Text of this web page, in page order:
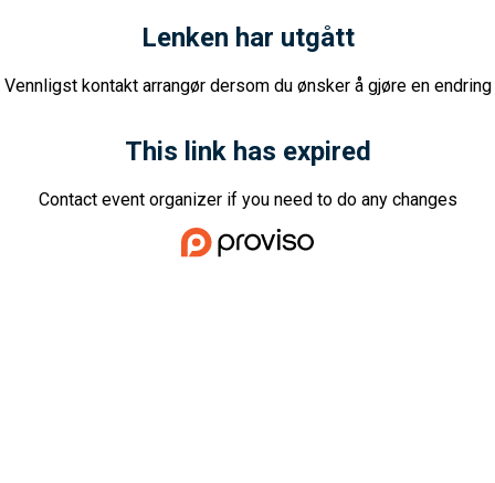
Lenken har utgått
Vennligst kontakt arrangør dersom du ønsker å gjøre en endring
This link has expired
Contact event organizer if you need to do any changes